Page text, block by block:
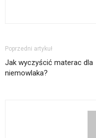
Poprzedni artykuł
Jak wyczyścić materac dla
niemowlaka?